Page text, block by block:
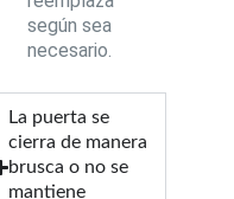
según sea
necesario.
La puerta se
cierra de manera
brusca o no se
mantiene